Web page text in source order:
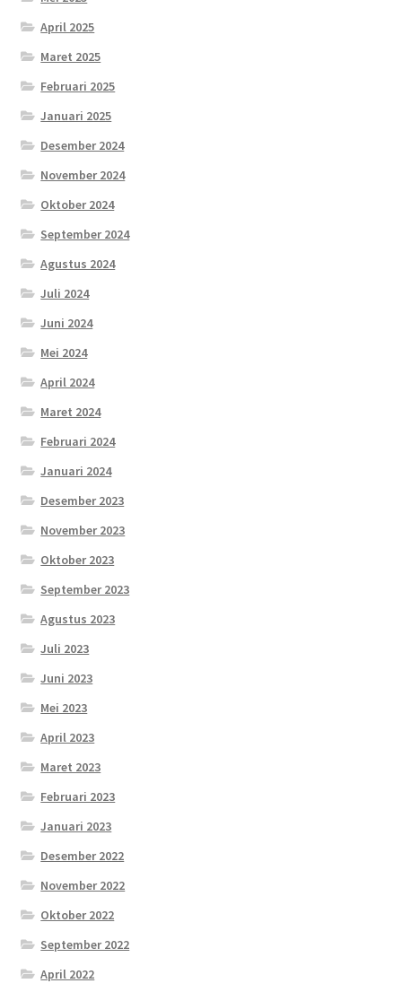
April 2025
Maret 2025
Februari 2025
Januari 2025
Desember 2024
November 2024
Oktober 2024
September 2024
Agustus 2024
Juli 2024
Juni 2024
Mei 2024
April 2024
Maret 2024
Februari 2024
Januari 2024
Desember 2023
November 2023
Oktober 2023
September 2023
Agustus 2023
Juli 2023
Juni 2023
Mei 2023
April 2023
Maret 2023
Februari 2023
Januari 2023
Desember 2022
November 2022
Oktober 2022
September 2022
April 2022